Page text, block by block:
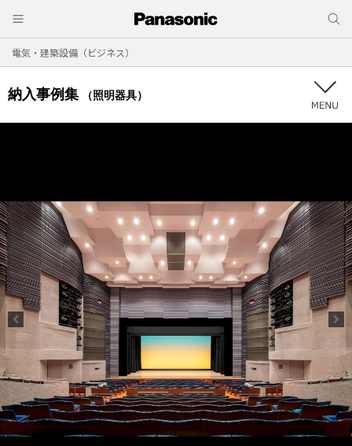
電気・建築設備（ビジネス）
納入事例集 （照明器具）